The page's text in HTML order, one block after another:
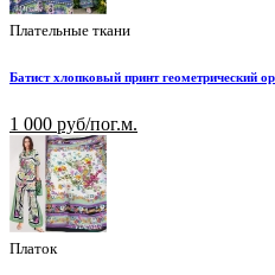
Плательные ткани
Батист хлопковый принт геометрический
1 000 руб/пог.м.
Платок